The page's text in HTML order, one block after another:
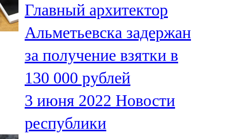
91,0 FM
Шәмәрдән
102,3 FM
Яңа чишмә
107,0 FM
Яр Чаллы
Главный архитектор
Альметьевска задержан
за получение взятки в
130 000 рублей
3 июня 2022 Новости
республики